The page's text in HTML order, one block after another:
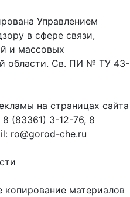
Управлением
в сфере связи,
и массовых
области. Св. ПИ № ТУ 43-
на страницах сайта
(83361) 3-12-76, 8
ro@gorod-che.ru
материалов